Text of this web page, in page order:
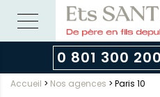
0 801 300 200
Accueil > Nos agences > Paris 10